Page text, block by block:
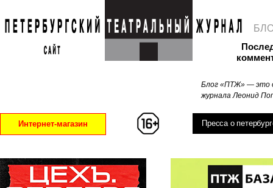
Блог «ПТЖ» — это
журнала Леонид
Интернет-магазин Пресса о